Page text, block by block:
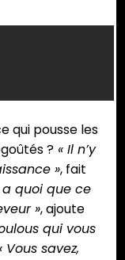
Jean-
Bègue a
laissé les
installations
de
production
de lait
qui pousse les
? « Il n’y
», fait
a quoi que ce
», ajoute
qui vous
Vous savez,